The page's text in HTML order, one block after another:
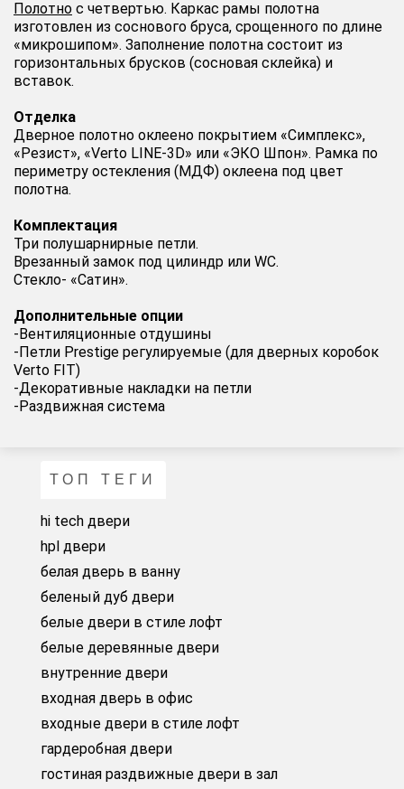
Полотно c четвертью. Каркас рамы полотна
изготовлен из соснового бруса, срощенного по длине
«микрошипом». Заполнение полотна состоит из
горизонтальных брусков (сосновая склейка) и
вставок.
Отделка
Дверное полотно оклеено покрытием «Симплекс»,
«Резист», «Verto LINE-3D» или «ЭКО Шпон». Рамка по
периметру остекления (МДФ) оклеена под цвет
полотна.
Комплектация
Три полушарнирные петли.
Врезанный замок под цилиндр или WC.
Стекло- «Сатин».
Дополнительные опции
-Вентиляционные отдушины
-Петли Prestige регулируемые (для дверных коробок
Verto FIT)
-Декоративные накладки на петли
-Раздвижная система
ТОП ТЕГИ
hi tech двери
hpl двери
белая дверь в ванну
беленый дуб двери
белые двери в стиле лофт
белые деревянные двери
внутренние двери
входная дверь в офис
входные двери в стиле лофт
гардеробная двери
гостиная раздвижные двери в зал